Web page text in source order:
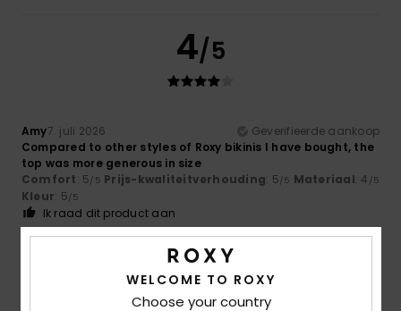
4/5
Amy7. juli 2026
Geverifieerde aankoop
Compared to other styles of Roxy bikinis I have bought, the
top was more generous in size
Comfort: 5/5 Prijs-kwaliteitverhouding: 5/5 Materiaal: 4 /5
Kleur: 5/5
Ik raad dit product aan
4/5
WELCOME TO ROXY
Choose your country